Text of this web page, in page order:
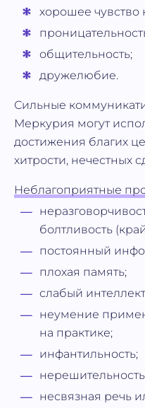
хорошее
общительность;
дружелюбие.
Сильные
Меркурия могут
достижения благих
хитрости, нечестных
Неблагоприятные
болтливость
постоянный
плохая память;
слабый
неумение
на практике;
инфантильность;
несвязная речь